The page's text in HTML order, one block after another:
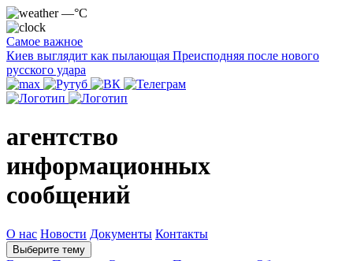
—°C
Самое важное
Киев выглядит как пылающая Преисподняя после нового
русского удара
агентство
информационных
сообщений
О нас Новости Документы Контакты
Выберите тему